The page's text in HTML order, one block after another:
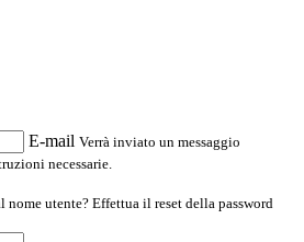
E-mail Verrà inviato un messaggio
necessarie.
nome utente? Effettua il reset della password